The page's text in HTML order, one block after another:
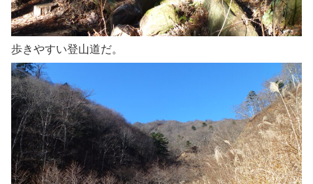
歩きやすい登山道だ。